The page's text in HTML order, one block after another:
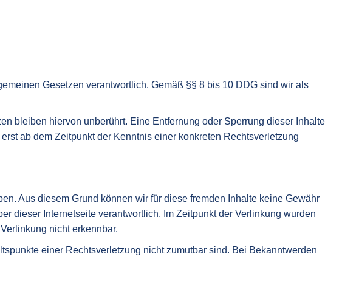
Gesetzen verantwortlich. Gemäß §§ 8 bis 10 DDG sind wir als
bleiben hiervon unberührt. Eine Entfernung oder Sperrung dieser Inhalte
ab dem Zeitpunkt der Kenntnis einer konkreten Rechtsverletzung
Aus diesem Grund können wir für diese fremden Inhalte keine Gewähr
dieser Internetseite verantwortlich. Im Zeitpunkt der Verlinkung wurden
nicht erkennbar.
einer Rechtsverletzung nicht zumutbar sind. Bei Bekanntwerden